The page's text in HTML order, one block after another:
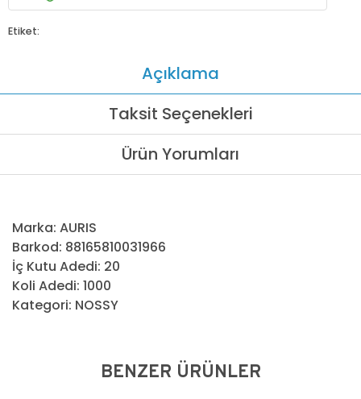
Etiket:
Açıklama
Taksit Seçenekleri
Ürün Yorumları
Marka: AURIS
Barkod: 88165810031966
İç Kutu Adedi: 20
Koli Adedi: 1000
Kategori: NOSSY
BENZER ÜRÜNLER